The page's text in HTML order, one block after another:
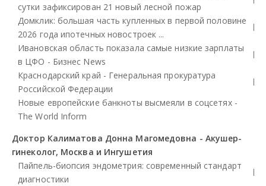
сутки зафиксирован 21 новый лесной пожар
Домклик: большая часть купленных в первой половине
2026 года ипотечных новостроек ...
Ивановская область показала самые низкие зарплаты
в ЦФО - Бизнес News
Краснодарский край - Генеральная прокуратура
Российской Федерации
Новые европейские банкноты высмеяли в соцсетях -
The World Inform
Доктор Калиматова Донна Магомедовна - Акушер-
гинеколог, Москва и Ингушетия
Пайпель-биопсия эндометрия: современный стандарт
диагностики